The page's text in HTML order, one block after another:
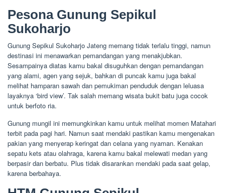
Pesona Gunung Sepikul
Sukoharjo
Gunung Sepikul Sukoharjo Jateng memang tidak terlalu tinggi, namun
destinasi ini menawarkan pemandangan yang menakjubkan.
Sesampainya diatas kamu bakal disuguhkan dengan pemandangan
yang alami, agen yang sejuk, bahkan di puncak kamu juga bakal
melihat hamparan sawah dan pemukiman penduduk dengan leluasa
layaknya ‘bird view’. Tak salah memang wisata bukit batu juga cocok
untuk berfoto ria.
Gunung mungil ini memungkinkan kamu untuk melihat momen Matahari
terbit pada pagi hari. Namun saat mendaki pastikan kamu mengenakan
pakian yang menyerap keringat dan celana yang nyaman. Kenakan
sepatu kets atau olahraga, karena kamu bakal melewati medan yang
berpasir dan berbatu. Plus tidak disarankan mendaki pada saat gelap,
karena berbahaya.